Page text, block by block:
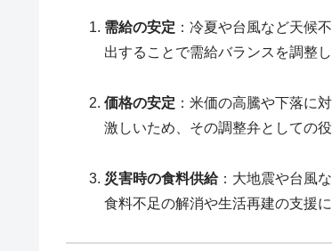
需給の安定 ：冷夏や台風など天候
出することで需給バランスを調整し
価格の安定 ：米価の高騰や下落に
激しいため、その調整弁としての
災害時の食料供給：大地震や台風
食料不足の解消や生活再建の支援に